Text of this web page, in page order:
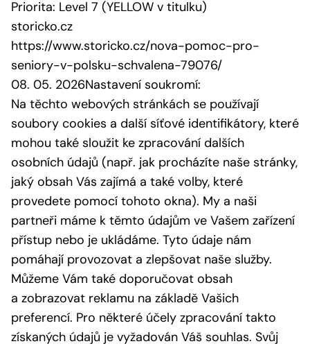
Priorita: Level 7 (YELLOW v titulku)
storicko.cz
https://www.storicko.cz/nova-pomoc-pro-
seniory-v-polsku-schvalena-79076/
08. 05. 2026Nastavení soukromí:
Na těchto webových stránkách se používají
soubory cookies a další síťové identifikátory, které
mohou také sloužit ke zpracování dalších
osobních údajů (např. jak procházíte naše stránky,
jaký obsah Vás zajímá a také volby, které
provedete pomocí tohoto okna). My a naši
partneři máme k těmto údajům ve Vašem zařízení
přístup nebo je ukládáme. Tyto údaje nám
pomáhají provozovat a zlepšovat naše služby.
Můžeme Vám také doporučovat obsah
a zobrazovat reklamu na základě Vašich
preferencí. Pro některé účely zpracování takto
získaných údajů je vyžadován Váš souhlas. Svůj